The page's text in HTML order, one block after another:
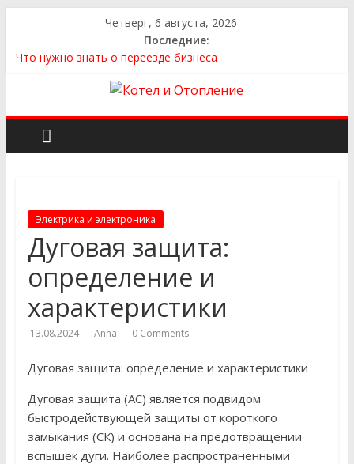
Четверг, 6 августа, 2026
Последние:
Что нужно знать о переезде бизнеса
Как выбрать сантехнику и отопление для дома в
Как найти идеальный каркасный дом для жизни за городом
и не ошибиться в выборе
Электрика и электроника
Дуговая защита:
определение и
характеристики
13.08.2024 Anna 0 Comments
Дуговая защита: определение и характеристики
Дуговая защита (АС) является подвидом
быстродействующей защиты от короткого
замыкания (СК) и основана на предотвращении
вспышек дуги. Наиболее распространенными